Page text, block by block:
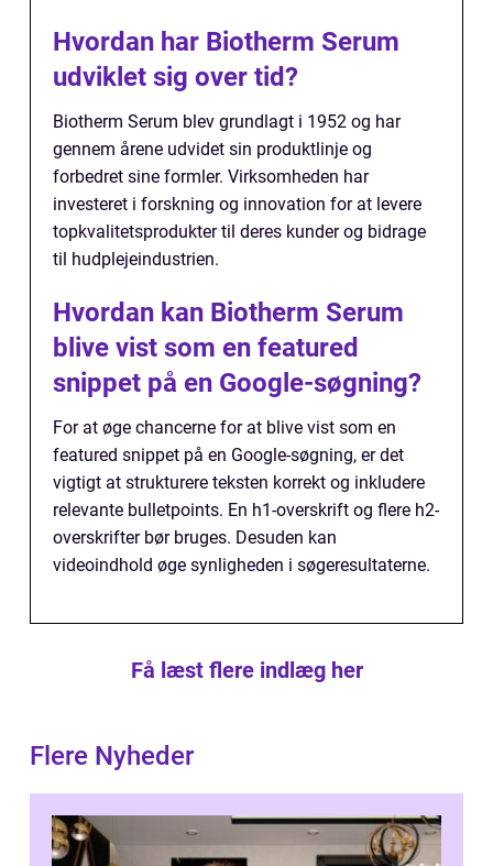
Hvordan har Biotherm Serum
udviklet sig over tid?
Biotherm Serum blev grundlagt i 1952 og har
gennem årene udvidet sin produktlinje og
forbedret sine formler. Virksomheden har
investeret i forskning og innovation for at levere
topkvalitetsprodukter til deres kunder og bidrage
til hudplejeindustrien.
Hvordan kan Biotherm Serum
blive vist som en featured
snippet på en Google-søgning?
For at øge chancerne for at blive vist som en
featured snippet på en Google-søgning, er det
vigtigt at strukturere teksten korrekt og inkludere
relevante bulletpoints. En h1-overskrift og flere h2-
overskrifter bør bruges. Desuden kan
videoindhold øge synligheden i søgeresultaterne.
Få læst flere indlæg her
Flere Nyheder